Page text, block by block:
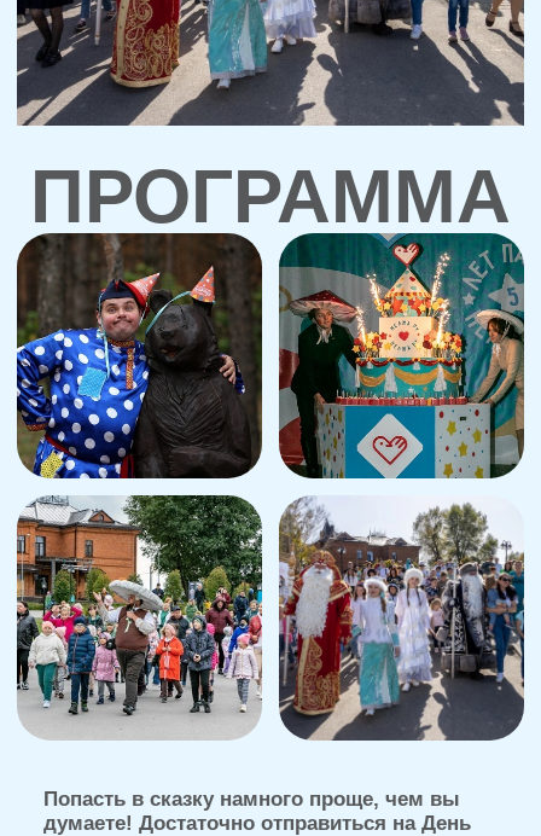
Попасть в сказку намного проще, чем вы
думаете! Достаточно отправиться на День
рождения НЕЛЖА.РУ!
27 и 28 сентября парк отметит свое 8-летие!
13:00, 14:00, 15:00, 16:00, 17:00
Специальная программа по билетам
«Праздничный переполох в сказочном
лесу».Посетим легендарную Резиденцию
Деда Мороза, встретимся с Главным
Волшебником и его старшим братом, посетим
праздничное чаепитие в Шатре Сказок. В
программе принимают участие сказочные
персонажи со всей страны.
Стоимость - 2500 р. (билет включает
программу посещение фестивальной
площадки). Продолжительность 1-1,5 часа. 5+
Гостей ждет парад сказочных персонажей во
главе с Дедом Морозом Черноземья и его
гостями со всей страны.
купить
билет